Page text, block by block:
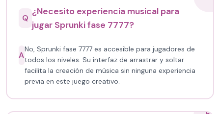
Q
¿Necesito experiencia musical para
jugar Sprunki fase 7777?
A
No, Sprunki fase 7777 es accesible para jugadores de
todos los niveles. Su interfaz de arrastrar y soltar
facilita la creación de música sin ninguna experiencia
previa en este juego creativo.